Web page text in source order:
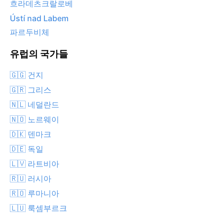
흐라데츠크랄로베
Ústí nad Labem
파르두비체
유럽의 국가들
🇬🇬 건지
🇬🇷 그리스
🇳🇱 네덜란드
🇳🇴 노르웨이
🇩🇰 덴마크
🇩🇪 독일
🇱🇻 라트비아
🇷🇺 러시아
🇷🇴 루마니아
🇱🇺 룩셈부르크